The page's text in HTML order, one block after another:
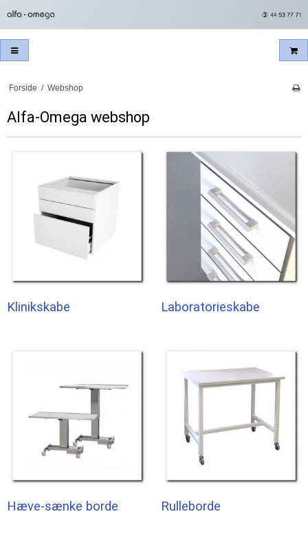
Forside / Webshop
Alfa-Omega webshop
Klinikskabe Laboratorieskabe
Hæve-sænke borde Rulleborde